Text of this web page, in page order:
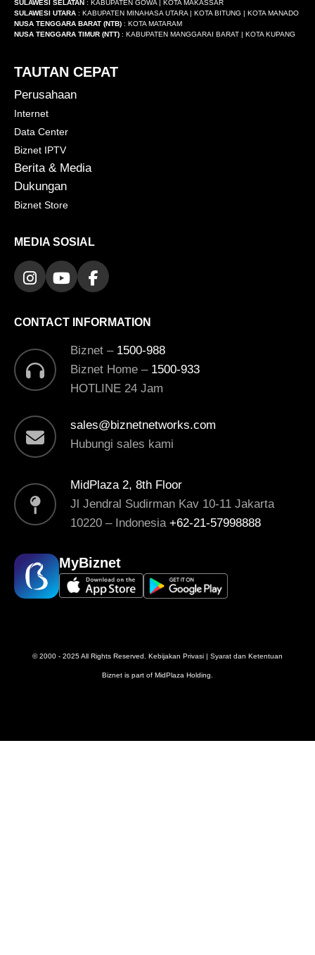
SULAWESI SELATAN : KABUPATEN GOWA | KOTA MAKASSAR
SULAWESI UTARA : KABUPATEN MINAHASA UTARA | KOTA BITUNG | KOTA MANADO
NUSA TENGGARA BARAT (NTB) : KOTA MATARAM
NUSA TENGGARA TIMUR (NTT) : KABUPATEN MANGGARAI BARAT | KOTA KUPANG
TAUTAN CEPAT
Perusahaan
Internet
Data Center
Biznet IPTV
Berita & Media
Dukungan
Biznet Store
MEDIA SOSIAL
CONTACT INFORMATION
Biznet – 1500-988
Biznet Home – 1500-933
HOTLINE 24 Jam
sales@biznetnetworks.com
Hubungi sales kami
MidPlaza 2, 8th Floor
Jl Jendral Sudirman Kav 10-11 Jakarta
10220 – Indonesia+62-21-57998888
MyBiznet
© 2000 - 2025 All Rights Reserved. Kebijakan Privasi | Syarat dan Ketentuan
Biznet is part of MidPlaza Holding